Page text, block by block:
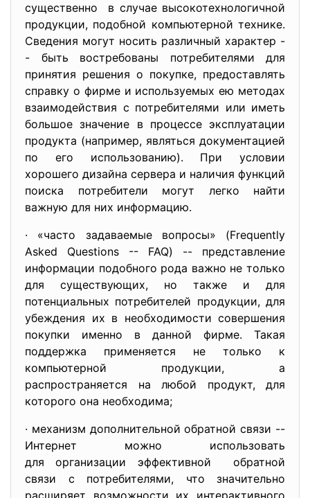
существенно в случае высокотехнологичной
продукции, подобной компьютерной технике.
Сведения могут носить различный характер -
- быть востребованы потребителями для
принятия решения о покупке, предоставлять
справку о фирме и используемых ею методах
взаимодействия с потребителями или иметь
большое значение в процессе эксплуатации
продукта (например, являться документацией
по его использованию). При условии
хорошего дизайна сервера и наличия функций
поиска потребители могут легко найти
важную для них информацию.
· «часто задаваемые вопросы» (Frequently
Asked Questions -- FAQ) -- представление
информации подобного рода важно не только
для существующих, но также и для
потенциальных потребителей продукции, для
убеждения их в необходимости совершения
покупки именно в данной фирме. Такая
поддержка применяется не только к
компьютерной продукции, а
распространяется на любой продукт, для
которого она необходима;
· механизм дополнительной обратной связи --
Интернет можно использовать
для организации эффективной обратной
связи с потребителями, что значительно
расширяет возможности их интерактивного